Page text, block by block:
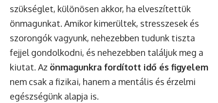
szükséglet, különösen akkor, ha elveszítettük
önmagunkat. Amikor kimerültek, stresszesek és
szorongók vagyunk, nehezebben tudunk tiszta
fejjel gondolkodni, és nehezebben találjuk meg a
kiutat. Az önmagunkra fordított idő és figyelem
nem csak a fizikai, hanem a mentális és érzelmi
egészségünk alapja is.